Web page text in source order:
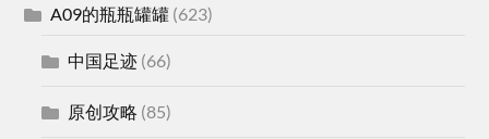
A09的瓶瓶罐罐 (623)
中国足迹 (66)
原创攻略 (85)